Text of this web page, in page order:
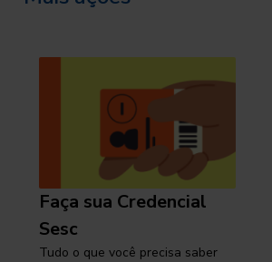
Faça sua Credencial
Sesc
Tudo o que você precisa saber